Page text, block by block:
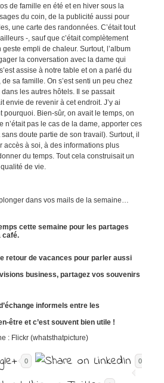
de famille en été et en hiver sous la
du coin, de la publicité aussi pour
une carte des randonnées. C’était tout
-, sauf que c’était complètement
geste empli de chaleur. Surtout, l’album
la conversation avec la dame qui
assise à notre table et on a parlé du
sa famille. On s’est senti un peu chez
les autres hôtels. Il se passait
envie de revenir à cet endroit. J’y ai
pourquoi. Bien-sûr, on avait le temps, on
n’était pas le cas de la dame, apporter ces
doute partie de son travail). Surtout, il
accès à soi, à des informations plus
du temps. Tout cela construisait un
de vie.
dans vos mails de la semaine…
cette semaine pour les partages
café.
retour de vacances pour parler aussi
business, partagez vos souvenirs
informels entre les
être et c’est souvent bien utile !
: Flickr (whatsthatpicture)
0 0